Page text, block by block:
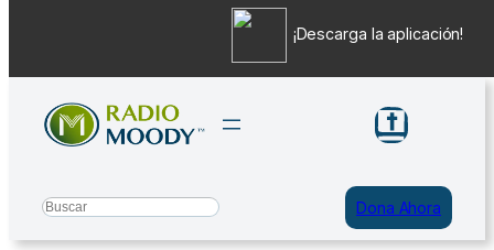
contenido
Search Dona Ahora
¡Descarga la aplicación!